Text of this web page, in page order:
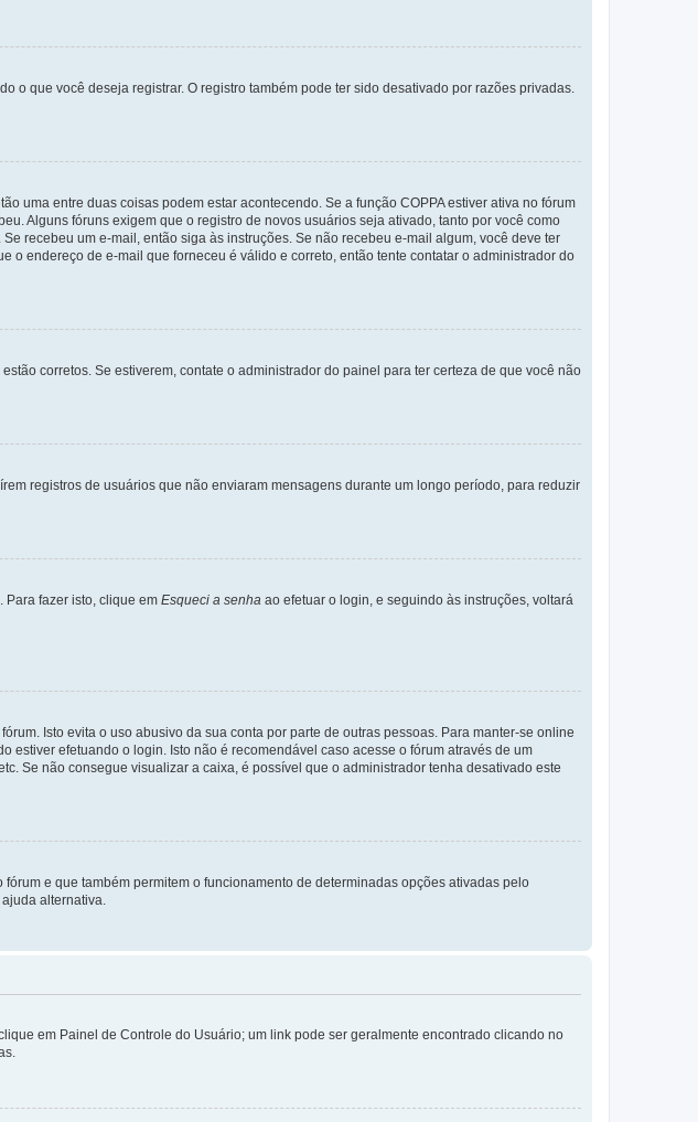
que você deseja registrar. O registro também pode ter sido desativado por razões privadas.
uma entre duas coisas podem estar acontecendo. Se a função COPPA estiver ativa no fórum
Alguns fóruns exigem que o registro de novos usuários seja ativado, tanto por você como
recebeu um e-mail, então siga às instruções. Se não recebeu e-mail algum, você deve ter
o endereço de e-mail que forneceu é válido e correto, então tente contatar o administrador do
corretos. Se estiverem, contate o administrador do painel para ter certeza de que você não
registros de usuários que não enviaram mensagens durante um longo período, para reduzir
Para fazer isto, clique em Esqueci a senha ao efetuar o login, e seguindo às instruções, voltará
Isto evita o uso abusivo da sua conta por parte de outras pessoas. Para manter-se online
estiver efetuando o login. Isto não é recomendável caso acesse o fórum através de um
Se não consegue visualizar a caixa, é possível que o administrador tenha desativado este
e que também permitem o funcionamento de determinadas opções ativadas pelo
alternativa.
em Painel de Controle do Usuário; um link pode ser geralmente encontrado clicando no